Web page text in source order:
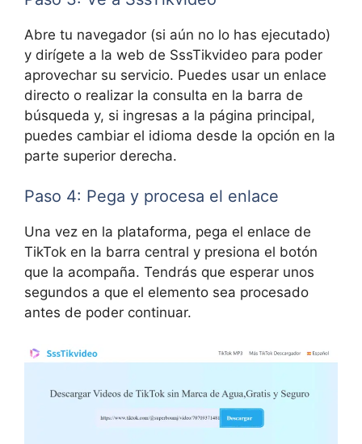
Abre tu navegador (si aún no lo has ejecutado)
y dirígete a la web de SssTikvideo para poder
aprovechar su servicio. Puedes usar un enlace
directo o realizar la consulta en la barra de
búsqueda y, si ingresas a la página principal,
puedes cambiar el idioma desde la opción en la
parte superior derecha.
Paso 4: Pega y procesa el enlace
Una vez en la plataforma, pega el enlace de
TikTok en la barra central y presiona el botón
que la acompaña. Tendrás que esperar unos
segundos a que el elemento sea procesado
antes de poder continuar.